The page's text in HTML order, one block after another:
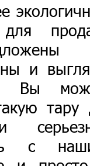
и
Вы
тару
с